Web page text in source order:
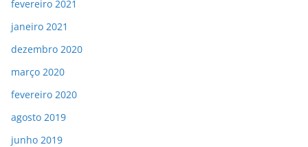
fevereiro 2021
janeiro 2021
dezembro 2020
março 2020
fevereiro 2020
agosto 2019
junho 2019